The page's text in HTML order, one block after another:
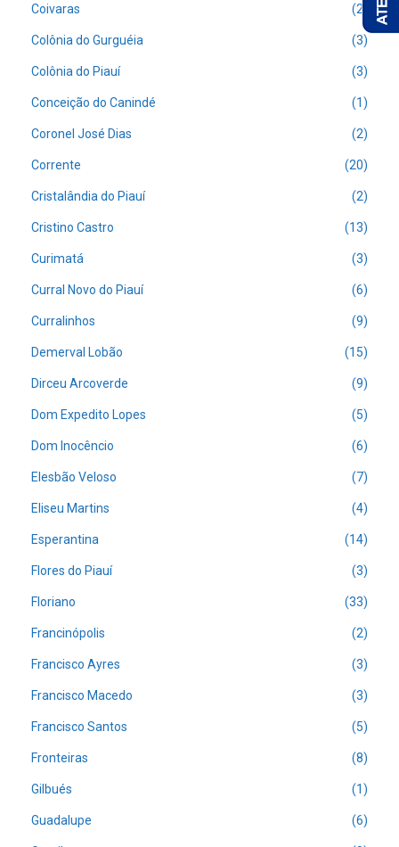
Coivaras (2)
Colônia do Gurguéia (3)
Colônia do Piauí (3)
Conceição do Canindé (1)
Coronel José Dias (2)
Corrente (20)
Cristalândia do Piauí (2)
Cristino Castro (13)
Curimatá (3)
Curral Novo do Piauí (6)
Curralinhos (9)
Demerval Lobão (15)
Dirceu Arcoverde (9)
Dom Expedito Lopes (5)
Dom Inocêncio (6)
Elesbão Veloso (7)
Eliseu Martins (4)
Esperantina (14)
Flores do Piauí (3)
Floriano (33)
Francinópolis (2)
Francisco Ayres (3)
Francisco Macedo (3)
Francisco Santos (5)
Fronteiras (8)
Gilbués (1)
Guadalupe (6)